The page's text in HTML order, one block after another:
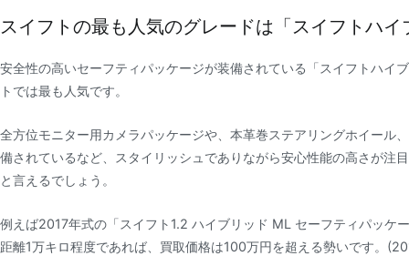
スイフトの最も人気のグレードは「スイフトハ
安全性の高いセーフティパッケージが装備されている「スイフトハイ
トでは最も人気です。
全方位モニター用カメラパッケージや、本革巻ステアリングホイール
備されているなど、スタイリッシュでありながら安心性能の高さが注
と言えるでしょう。
例えば2017年式の「スイフト1.2 ハイブリッド ML セーフティパッケ
距離1万キロ程度であれば、買取価格は100万円を超える勢いです。